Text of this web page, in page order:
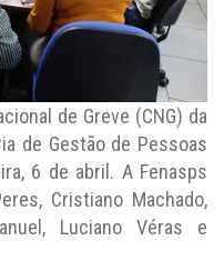
de Greve (CNG) da
de Gestão de Pessoas
6 de abril. A Fenasps
Cristiano Machado,
Luciano Véras e